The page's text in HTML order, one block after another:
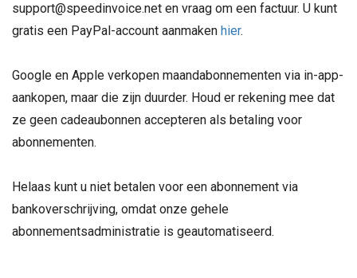
support@speedinvoice.net en vraag om een ​​factuur. U kunt
gratis een PayPal-account aanmaken hier.
Google en Apple verkopen maandabonnementen via in-app-
aankopen, maar die zijn duurder. Houd er rekening mee dat
ze geen cadeaubonnen accepteren als betaling voor
abonnementen.
Helaas kunt u niet betalen voor een abonnement via
bankoverschrijving, omdat onze gehele
abonnementsadministratie is geautomatiseerd.